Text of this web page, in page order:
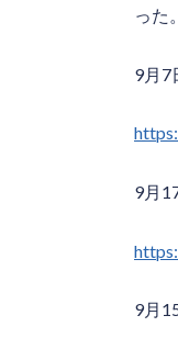
った。
9月7
9月
9月